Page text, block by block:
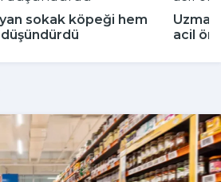
sokak köpeği hem
düşündürdü
acil